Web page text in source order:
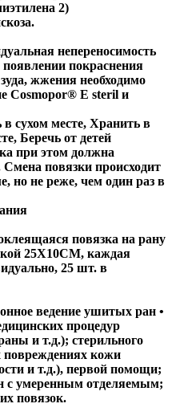
2)
непереносимость
покраснения
жжения необходимо
Cosmopor® E steril и
сухом месте, Хранить в
Беречь от детей
при этом должна
повязки происходит
но не реже, чем один раз в
повязка на рану
25Х10СМ, каждая
25 шт. в
ведение ушитых ран •
процедур
и т.д.); стерильного
повреждениях кожи
и т.д.), первой помощи;
с умеренным отделяемым;
повязок.